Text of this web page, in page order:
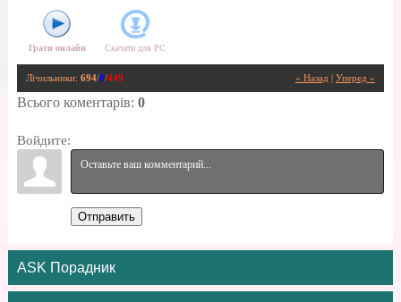
Грати онлайн Скачати для PC
« Назад Уперед »
Лічильники: 694/0/449
Всього коментарів: 0
Войдите:
Отправить
ASK Порадник